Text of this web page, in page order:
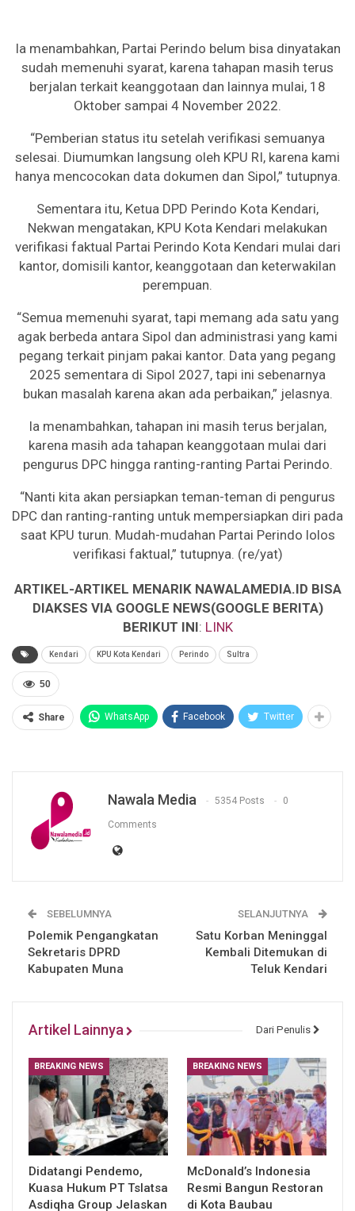
Ia menambahkan, Partai Perindo belum bisa dinyatakan
sudah memenuhi syarat, karena tahapan masih terus
berjalan terkait keanggotaan dan lainnya mulai, 18
Oktober sampai 4 November 2022.
“Pemberian status itu setelah verifikasi semuanya
selesai. Diumumkan langsung oleh KPU RI, karena kami
hanya mencocokan data dokumen dan Sipol,” tutupnya.
Sementara itu, Ketua DPD Perindo Kota Kendari,
Nekwan mengatakan, KPU Kota Kendari melakukan
verifikasi faktual Partai Perindo Kota Kendari mulai dari
kantor, domisili kantor, keanggotaan dan keterwakilan
perempuan.
“Semua memenuhi syarat, tapi memang ada satu yang
agak berbeda antara Sipol dan administrasi yang kami
pegang terkait pinjam pakai kantor. Data yang pegang
2025 sementara di Sipol 2027, tapi ini sebenarnya
bukan masalah karena akan ada perbaikan,” jelasnya.
Ia menambahkan, tahapan ini masih terus berjalan,
karena masih ada tahapan keanggotaan mulai dari
pengurus DPC hingga ranting-ranting Partai Perindo.
“Nanti kita akan persiapkan teman-teman di pengurus
DPC dan ranting-ranting untuk mempersiapkan diri pada
saat KPU turun. Mudah-mudahan Partai Perindo lolos
verifikasi faktual,” tutupnya. (re/yat)
ARTIKEL-ARTIKEL MENARIK NAWALAMEDIA.ID BISA
DIAKSES VIA GOOGLE NEWS(GOOGLE BERITA)
BERIKUT INI: LINK
Kendari KPU Kota Kendari Perindo Sultra
50
Share WhatsApp Facebook Twitter
Nawala Media 5354 Posts 0
Comments
SEBELUMNYA
Polemik Pengangkatan
Sekretaris DPRD
Kabupaten Muna
SELANJUTNYA
Satu Korban Meninggal
Kembali Ditemukan di
Teluk Kendari
Artikel Lainnya Dari Penulis
BREAKING NEWS
Didatangi Pendemo,
Kuasa Hukum PT Tslatsa
Asdiqha Group Jelaskan
BREAKING NEWS
McDonald’s Indonesia
Resmi Bangun Restoran
di Kota Baubau